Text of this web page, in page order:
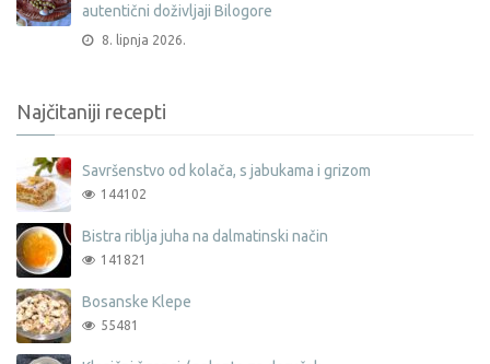
autentični doživljaji Bilogore
8. lipnja 2026.
Najčitaniji recepti
Savršenstvo od kolača, s jabukama i grizom
144102
Bistra riblja juha na dalmatinski način
141821
Bosanske Klepe
55481